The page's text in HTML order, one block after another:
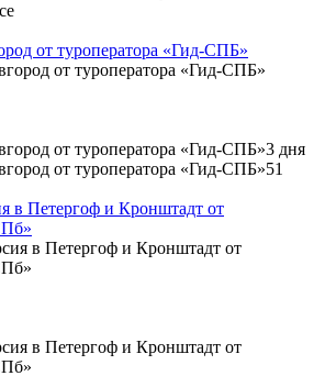
от туроператора «Гид-СПБ»
3 дня
51
в Петергоф и Кронштадт от